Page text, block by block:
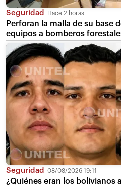
Seguridad Hace 2 horas
Perforan la malla de su base
equipos a bomberos
Seguridad 08/08/2026 19:11
¿Quiénes eran los bolivianos